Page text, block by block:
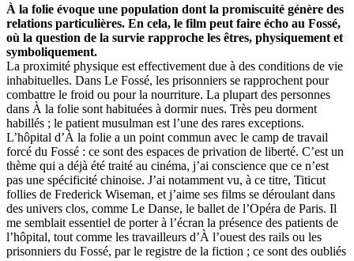
À la folie évoque une population dont la promiscuité génère des
relations particulières. En cela, le film peut faire écho au Fossé,
où la question de la survie rapproche les êtres, physiquement et
symboliquement.
La proximité physique est effectivement due à des conditions de vie
inhabituelles. Dans Le Fossé, les prisonniers se rapprochent pour
combattre le froid ou pour la nourriture. La plupart des personnes
dans À la folie sont habituées à dormir nues. Très peu dorment
habillés ; le patient musulman est l’une des rares exceptions.
L’hôpital d’À la folie a un point commun avec le camp de travail
forcé du Fossé : ce sont des espaces de privation de liberté. C’est un
thème qui a déjà été traité au cinéma, j’ai conscience que ce n’est
pas une spécificité chinoise. J’ai notamment vu, à ce titre, Titicut
follies de Frederick Wiseman, et j’aime ses films se déroulant dans
des univers clos, comme Le Danse, le ballet de l’Opéra de Paris. Il
me semblait essentiel de porter à l’écran la présence des patients de
l’hôpital, tout comme les travailleurs d’À l’ouest des rails ou les
prisonniers du Fossé, par le registre de la fiction ; ce sont des oubliés